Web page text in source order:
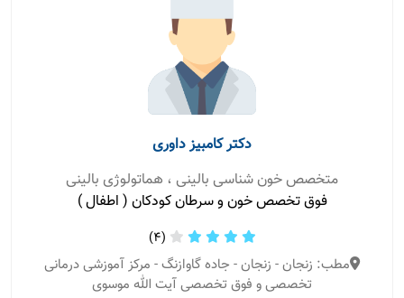
دکتر کامبیز داوری
متخصص خون شناسی بالینی ، هماتولوژی بالینی
فوق تخصص خون و سرطان کودکان ( اطفال )
(4)
مطب: زنجان - زنجان - جاده گاوازنگ - مرکز آموزشی درمانی
تخصصی و فوق تخصصی آیت الله موسوی